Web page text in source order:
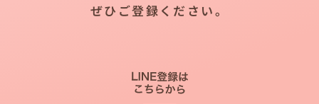
ぜひご登録ください。